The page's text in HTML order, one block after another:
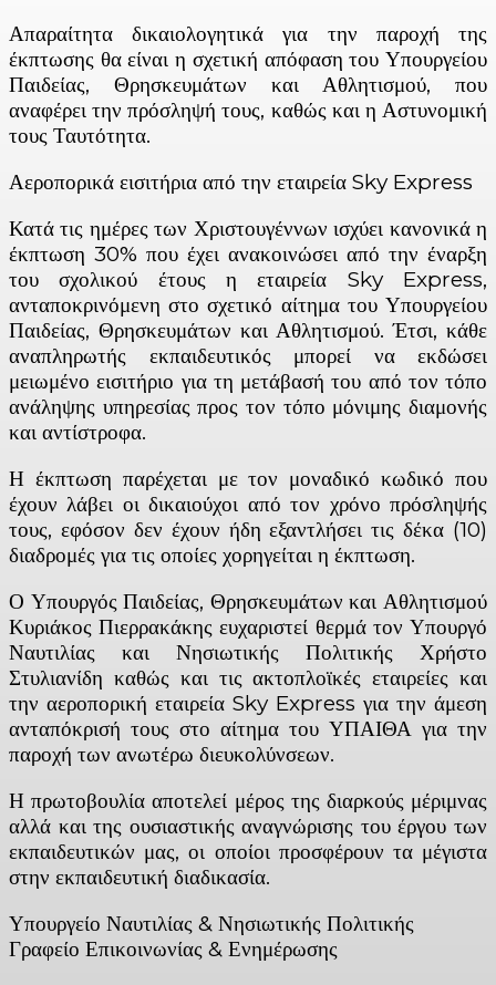
Απαραίτητα δικαιολογητικά για την παροχή της
έκπτωσης θα είναι η σχετική απόφαση του Υπουργείου
Παιδείας, Θρησκευμάτων και Αθλητισμού, που
αναφέρει την πρόσληψή τους, καθώς και η Αστυνομική
τους Ταυτότητα.
Αεροπορικά εισιτήρια από την εταιρεία Sky Express
Κατά τις ημέρες των Χριστουγέννων ισχύει κανονικά η
έκπτωση 30% που έχει ανακοινώσει από την έναρξη
του σχολικού έτους η εταιρεία Sky Express,
ανταποκρινόμενη στο σχετικό αίτημα του Υπουργείου
Παιδείας, Θρησκευμάτων και Αθλητισμού. Έτσι, κάθε
αναπληρωτής εκπαιδευτικός μπορεί να εκδώσει
μειωμένο εισιτήριο για τη μετάβασή του από τον τόπο
ανάληψης υπηρεσίας προς τον τόπο μόνιμης διαμονής
και αντίστροφα.
Η έκπτωση παρέχεται με τον μοναδικό κωδικό που
έχουν λάβει οι δικαιούχοι από τον χρόνο πρόσληψής
τους, εφόσον δεν έχουν ήδη εξαντλήσει τις δέκα (10)
διαδρομές για τις οποίες χορηγείται η έκπτωση.
Ο Υπουργός Παιδείας, Θρησκευμάτων και Αθλητισμού
Κυριάκος Πιερρακάκης ευχαριστεί θερμά τον Υπουργό
Ναυτιλίας και Νησιωτικής Πολιτικής Χρήστο
Στυλιανίδη καθώς και τις ακτοπλοϊκές εταιρείες και
την αεροπορική εταιρεία Sky Express για την άμεση
ανταπόκρισή τους στο αίτημα του ΥΠΑΙΘΑ για την
παροχή των ανωτέρω διευκολύνσεων.
Η πρωτοβουλία αποτελεί μέρος της διαρκούς μέριμνας
αλλά και της ουσιαστικής αναγνώρισης του έργου των
εκπαιδευτικών μας, οι οποίοι προσφέρουν τα μέγιστα
στην εκπαιδευτική διαδικασία.
Υπουργείο Ναυτιλίας & Νησιωτικής Πολιτικής
Γραφείο Επικοινωνίας & Ενημέρωσης